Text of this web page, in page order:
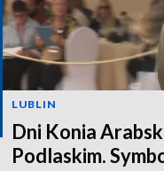
LUBLIN
Dni Konia
Podlaskim.